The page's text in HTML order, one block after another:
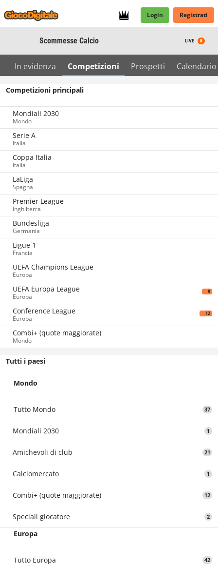
Login Registrati
Scommesse Calcio LIVE 8
In evidenza Competizioni Prospetti Calendario
Competizioni principali
Mondiali 2030
Mondo
Serie A
Italia
Coppa Italia
Italia
LaLiga
Spagna
Premier League
Inghilterra
Bundesliga
Germania
Ligue 1
Francia
UEFA Champions League
Europa
UEFA Europa League
Europa
9
Conference League
Europa
12
Combi+ (quote maggiorate)
Mondo
Tutti i paesi
Mondo
Tutto Mondo 37
Mondiali 2030 1
Amichevoli di club 21
Calciomercato 1
Combi+ (quote maggiorate) 12
Speciali giocatore 2
Europa
Tutto Europa 42